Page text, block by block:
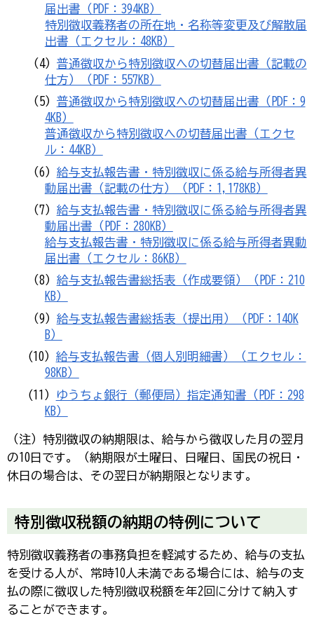
届出書（PDF：394KB）
特別徴収義務者の所在地・名称等変更及び解散届
出書（エクセル：48KB）
（4） 普通徴収から特別徴収への切替届出書（記載の
仕方）（PDF：557KB）
（5） 普通徴収から特別徴収への切替届出書（PDF：9
4KB）
普通徴収から特別徴収への切替届出書（エクセ
ル：44KB）
（6） 給与支払報告書・特別徴収に係る給与所得者異
動届出書（記載の仕方）（PDF：1,178KB）
（7） 給与支払報告書・特別徴収に係る給与所得者異
動届出書（PDF：280KB）
給与支払報告書・特別徴収に係る給与所得者異動
届出書（エクセル：86KB）
（8） 給与支払報告書総括表（作成要領）（PDF：210
KB）
（9） 給与支払報告書総括表（提出用）（PDF：140K
B）
(10） 給与支払報告書（個人別明細書）（エクセル：
98KB）
(11） ゆうちょ銀行（郵便局）指定通知書（PDF：298
KB）
（注）特別徴収の納期限は、給与から徴収した月の翌月
の10日です。（納期限が土曜日、日曜日、国民の祝日・
休日の場合は、その翌日が納期限となります。
特別徴収税額の納期の特例について
特別徴収義務者の事務負担を軽減するため、給与の支払
を受ける人が、常時10人未満である場合には、給与の支
払の際に徴収した特別徴収税額を年2回に分けて納入す
ることができます。